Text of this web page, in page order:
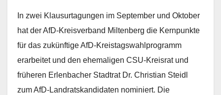
In zwei Klausurtagungen im September und Oktober
hat der AfD-Kreisverband Miltenberg die Kernpunkte
für das zukünftige AfD-Kreistagswahlprogramm
erarbeitet und den ehemaligen CSU-Kreisrat und
früheren Erlenbacher Stadtrat Dr. Christian Steidl
zum AfD-Landratskandidaten nominiert. Die